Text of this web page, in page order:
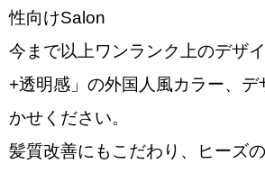
性向けSalon
今まで以上ワンランク上のデザ
+透明感」の外国人風カラー、
かせください。
髪質改善にもこだわり、ヒーズ